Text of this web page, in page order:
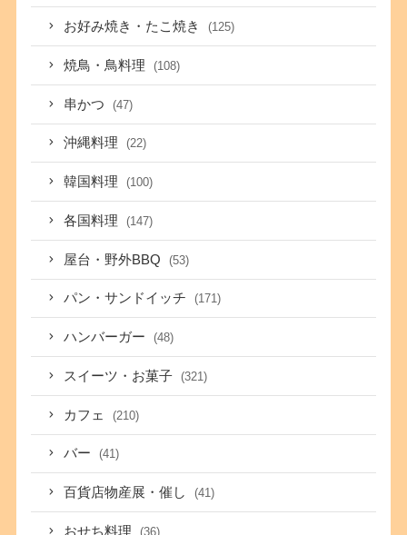
お好み焼き・たこ焼き (125)
焼鳥・鳥料理 (108)
串かつ (47)
沖縄料理 (22)
韓国料理 (100)
各国料理 (147)
屋台・野外BBQ (53)
パン・サンドイッチ (171)
ハンバーガー (48)
スイーツ・お菓子 (321)
カフェ (210)
バー (41)
百貨店物産展・催し (41)
おせち料理 (36)